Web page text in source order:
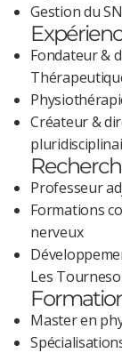
Gestion du
Fondateur &
Créateur &
Professeur
Formations
nerveux
Les
Master en